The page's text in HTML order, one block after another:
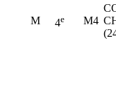
M 4e M4